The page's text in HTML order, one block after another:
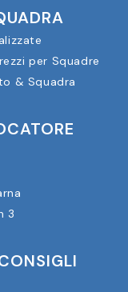
per Squadre
& Squadra
3